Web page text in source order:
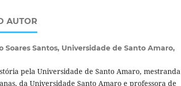
AUTOR
Soares Santos, Universidade de Santo Amaro,
pela Universidade de Santo Amaro, mestranda
da Universidade Santo Amaro e professora de